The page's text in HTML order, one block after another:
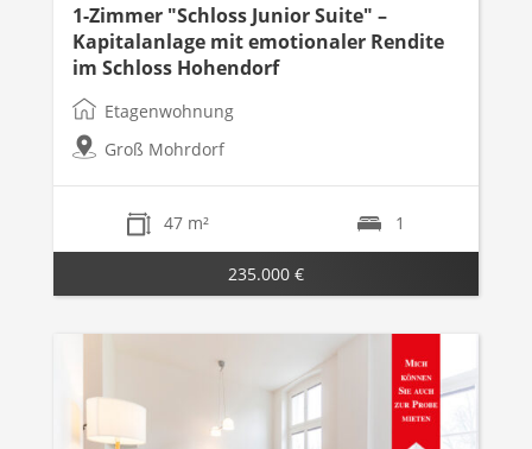
1-Zimmer "Schloss Junior Suite" –
Kapitalanlage mit emotionaler Rendite
im Schloss Hohendorf
Etagenwohnung
Groß Mohrdorf
47 m² 1
235.000 €